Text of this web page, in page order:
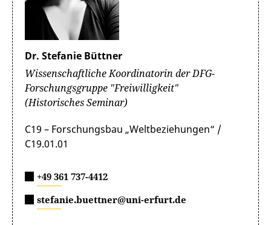
Dr. Stefanie Büttner
Wissenschaftliche Koordinatorin der DFG-
Forschungsgruppe "Freiwilligkeit"
(Historisches Seminar)
C19 – Forschungsbau „Weltbeziehungen“ /
C19.01.01
+49 361 737-4412
stefanie.buettner@uni-erfurt.de